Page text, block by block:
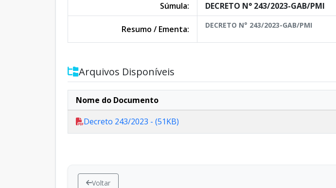
Súmula:
DECRETO N° 243/2023-GAB/PMI
Resumo / Ementa: DECRETO N° 243/2023-GAB/PMI
Arquivos Disponíveis
Nome do Documento
Decreto 243/2023 - (51KB)
Voltar